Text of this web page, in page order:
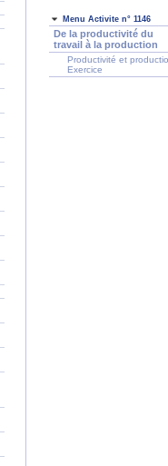
Menu Activite n° 1146
De la productivité du
travail à la production
Productivité et
Exercice